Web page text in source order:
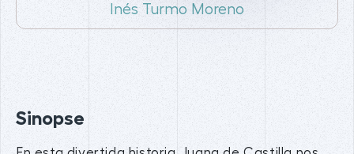
Inés Turmo Moreno
Sinopse